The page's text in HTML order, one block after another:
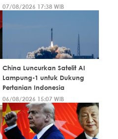
07/08/2026 17:38 WIB
China Luncurkan Satelit AI
Lampung-1 untuk Dukung
Pertanian Indonesia
06/08/2026 15:07 WIB